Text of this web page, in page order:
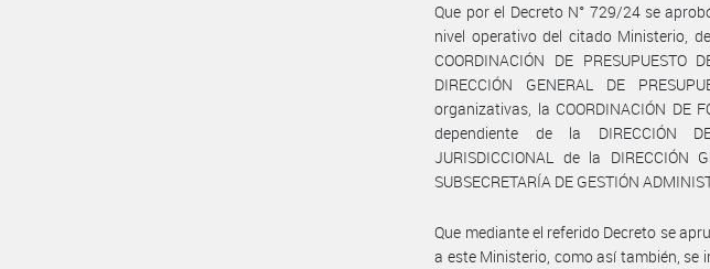
Que por el Decreto N° 729/24 se
nivel operativo del citado Ministerio,
COORDINACIÓN DE
DIRECCIÓN GENERAL DE
organizativas, la COORDINACIÓN DE
dependiente de la DIRECCIÓN DE
JURISDICCIONAL de la DIRECCIÓN
SUBSECRETARÍA DE GESTIÓN
Que mediante el referido Decreto se
a este Ministerio, como así también, se